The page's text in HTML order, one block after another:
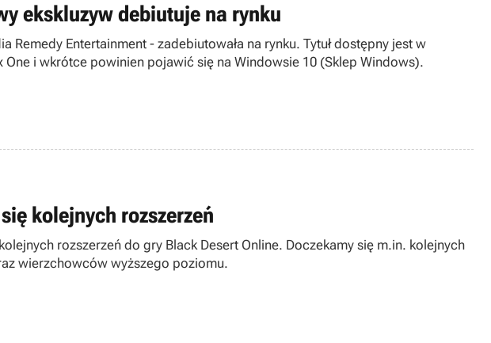
ekskluzyw debiutuje na rynku
Remedy Entertainment - zadebiutowała na rynku. Tytuł dostępny jest w
i wkrótce powinien pojawić się na Windowsie 10 (Sklep Windows).
kolejnych rozszerzeń
rozszerzeń do gry Black Desert Online. Doczekamy się m.in. kolejnych
wierzchowców wyższego poziomu.